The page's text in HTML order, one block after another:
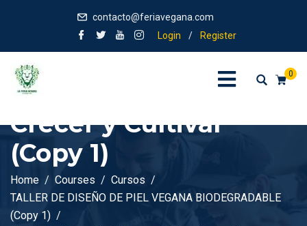
contacto@feriavegana.com
Login
/ Register
0
Crecer y Cultivar
(Copy 1)
Home Courses
Cursos
TALLER DE DISEÑO DE PIEL VEGANA BIODEGRADABLE
(Copy 1)